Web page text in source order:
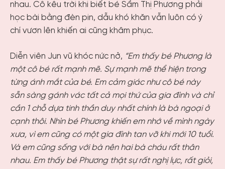
nhau. Cô kêu trời khi biết bé Sầm Thị Phương phải
học bài bằng đèn pin, dẫu khó khăn vẫn luôn có ý
chí vươn lên khiến ai cũng khâm phục.
Diễn viên Jun vũ khóc nức nở, “Em thấy bé Phương là
một cô bé rất mạnh mẽ. Sự mạnh mẽ thể hiện trong
từng ánh mắt của bé. Em cảm giác như cô bé này
sẵn sàng gánh vác tất cả mọi thứ của gia đình và chỉ
cần 1 chỗ dựa tinh thần duy nhất chính là bà ngoại ở
cạnh thôi. Nhìn bé Phương khiến em nhớ về mình ngày
xưa, vì em cũng có một gia đình tan vỡ khi mới 10 tuổi.
Và em cũng sống với bà nên hai bà cháu rất thân
nhau. Em thấy bé Phương thật sự rất nghị lực, rất giỏi,